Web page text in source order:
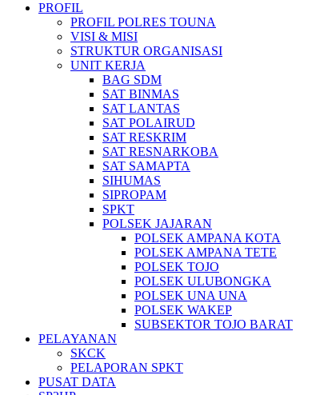
PROFIL
PROFIL POLRES TOUNA
VISI & MISI
STRUKTUR ORGANISASI
UNIT KERJA
BAG SDM
SAT BINMAS
SAT LANTAS
SAT POLAIRUD
SAT RESKRIM
SAT RESNARKOBA
SAT SAMAPTA
SIHUMAS
SIPROPAM
SPKT
POLSEK JAJARAN
POLSEK AMPANA KOTA
POLSEK AMPANA TETE
POLSEK TOJO
POLSEK ULUBONGKA
POLSEK UNA UNA
POLSEK WAKEP
SUBSEKTOR TOJO BARAT
PELAYANAN
SKCK
PELAPORAN SPKT
PUSAT DATA